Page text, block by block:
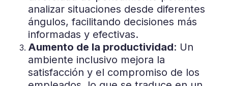
analizar situaciones desde diferentes
ángulos, facilitando decisiones más
informadas y efectivas.
Aumento de la productividad: Un
ambiente inclusivo mejora la
satisfacción y el compromiso de los